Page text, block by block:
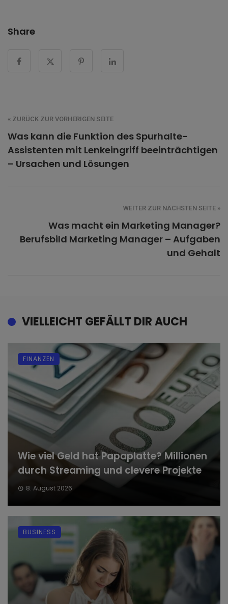
Share
« ZURÜCK ZUR VORHERIGEN SEITE
Was kann die Funktion des Spurhalte-
Assistenten mit Lenkeingriff beeinträchtigen
– Ursachen und Lösungen
WEITER ZUR NÄCHSTEN SEITE »
Was macht ein Marketing Manager?
Berufsbild Marketing Manager – Aufgaben
und Gehalt
VIELLEICHT GEFÄLLT DIR AUCH
Wie viel Geld hat Papaplatte? Millionen
durch Streaming und clevere Projekte
8. August 2026
FINANZEN
BUSINESS